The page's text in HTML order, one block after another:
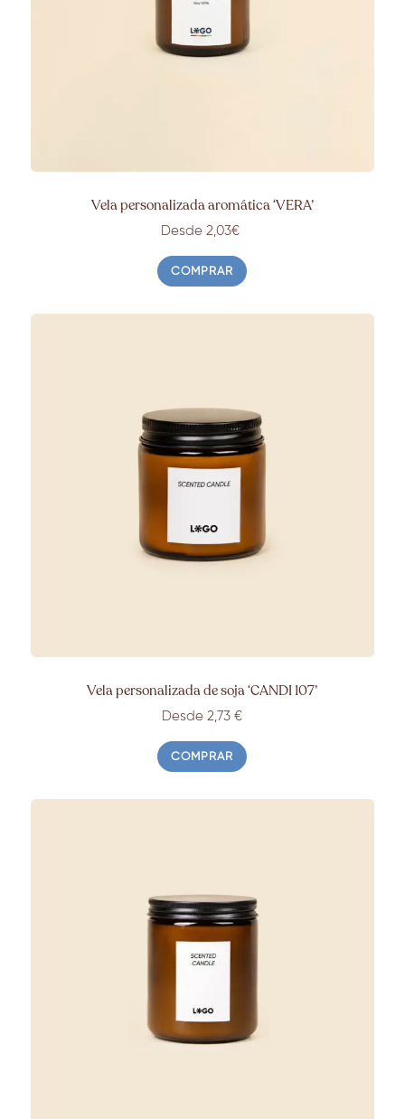
Vela personalizada aromática ‘VERA’
Desde 2,03€
COMPRAR
Vela personalizada de soja ‘CANDI 107’
Desde 2,73 €
COMPRAR